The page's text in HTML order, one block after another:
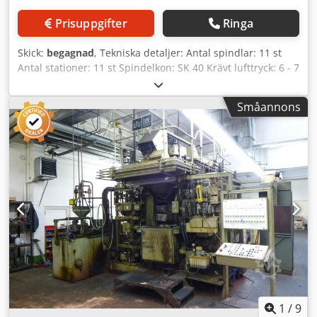
Prisuppgifter Ringa
Skick: begagnad, Tekniska detaljer: Antal spindlar: 11 st
Antal stationer: 11 st Spindelkon: SK 40 Krävt lufttryck: 6 - 7
bar Cedpfx Afju Idw Iodjha Total effektbehov: 13 kW
Maskinvikt ca: 10,2 t Platsbehov ca: 4,0 x 4,0 x 3,4 m
Maskinens mått: 3,4 x 3,45 x 2,9 m Styrskåpsmått: 2,1 x 0,4
x 1,9 m Gängskärnings- och borrmaskin med 11 borr- och
frässpindlar Tillbehör finns som tillval. Kontakta oss för
mer information! - Arbetsstyckestrumma Ø 1000 mm med
arbetsstyckeshållare med 8 spännstationer,
självcentrerande spännbackar 260 mm mellan backarna,
max 20 mm öppningsväg (olje-pneumatiskt system) - 11
arbetsstationer med SK 40 spindelupptag - Höger sida: 4x
borr-/frässpindel och vänster sida: 4x borr-/frässpindel
samt 3x radiella borr-/frässpindlar - Borrenhet: spindelslag
125 mm, matning 0 - 2 m/min, varvtal 164 - 1005 varv/min i
12 steg - Gängskärningsenheter: arbetsslag 125 mm,
höger-/vänstergång, varvtal 31,5 - 194 varv/min i 12 steg -
Motstående borrenheter, 8 st med SK 40 upptag -
Småannons
1 /9